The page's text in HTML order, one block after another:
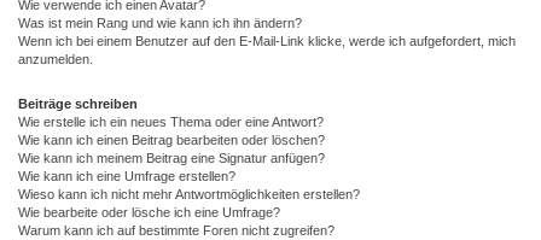
Wie verwende ich einen Avatar?
Was ist mein Rang und wie kann ich ihn ändern?
Wenn ich bei einem Benutzer auf den E-Mail-Link klicke, werde ich aufgefordert, mich
anzumelden.
Beiträge schreiben
Wie erstelle ich ein neues Thema oder eine Antwort?
Wie kann ich einen Beitrag bearbeiten oder löschen?
Wie kann ich meinem Beitrag eine Signatur anfügen?
Wie kann ich eine Umfrage erstellen?
Wieso kann ich nicht mehr Antwortmöglichkeiten erstellen?
Wie bearbeite oder lösche ich eine Umfrage?
Warum kann ich auf bestimmte Foren nicht zugreifen?